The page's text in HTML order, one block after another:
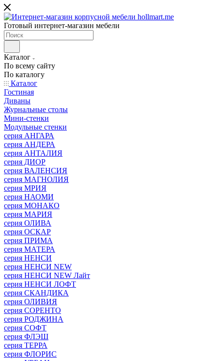
Готовый интернет-магазин мебели
Каталог
По всему сайту
По каталогу
Каталог
Гостиная
Диваны
Журнальные столы
Мини-стенки
Модульные стенки
серия АНГАРА
серия АНДЕРА
серия АНТАЛИЯ
серия ДИОР
серия ВАЛЕНСИЯ
серия МАГНОЛИЯ
серия МРИЯ
серия НАОМИ
серия МОНАКО
серия МАРИЯ
серия ОЛИВА
серия ОСКАР
серия ПРИМА
серия МАТЕРА
серия НЕНСИ
серия НЕНСИ NEW
серия НЕНСИ NEW Лайт
серия НЕНСИ ЛОФТ
серия СКАНДИКА
серия ОЛИВИЯ
серия СОРЕНТО
серия РОДЖИНА
серия СОФТ
серия ФЛЭШ
серия ТЕРРА
серия ФЛОРИС